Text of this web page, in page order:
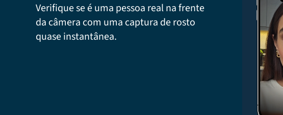
Verifique se é uma pessoa real na frente
da câmera com uma captura de rosto
quase instantânea.